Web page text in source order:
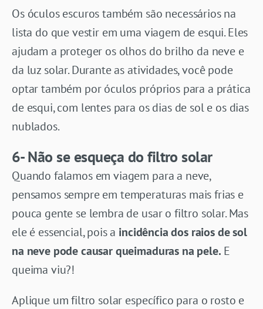
Os óculos escuros também são necessários na
lista do que vestir em uma viagem de esqui. Eles
ajudam a proteger os olhos do brilho da neve e
da luz solar. Durante as atividades, você pode
optar também por óculos próprios para a prática
de esqui, com lentes para os dias de sol e os dias
nublados.
6- Não se esqueça do filtro solar
Quando falamos em viagem para a neve,
pensamos sempre em temperaturas mais frias e
pouca gente se lembra de usar o filtro solar. Mas
ele é essencial, pois a incidência dos raios de sol
na neve pode causar queimaduras na pele. E
queima viu?!
Aplique um filtro solar específico para o rosto e